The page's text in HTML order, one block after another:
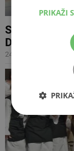
Sljedećeg
Diva u Mostaru
24.10.2016 11:17
PRIKAŽI